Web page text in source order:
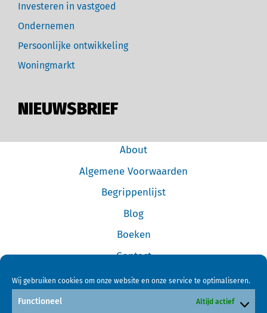
Wij gebruiken cookies om onze website en onze service te optimaliseren.
Functioneel Altijd actief
Investeren in vastgoed
Ondernemen
Persoonlijke ontwikkeling
Woningmarkt
NIEUWSBRIEF
About
Algemene Voorwaarden
Begrippenlijst
Blog
Boeken
Contact
Cookiebeleid (EU)